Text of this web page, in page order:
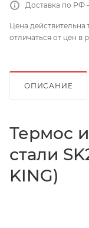
Доставка по РФ
Цена действительна
отличаться от цен в
ОПИСАНИЕ
Термос
стали
KING)